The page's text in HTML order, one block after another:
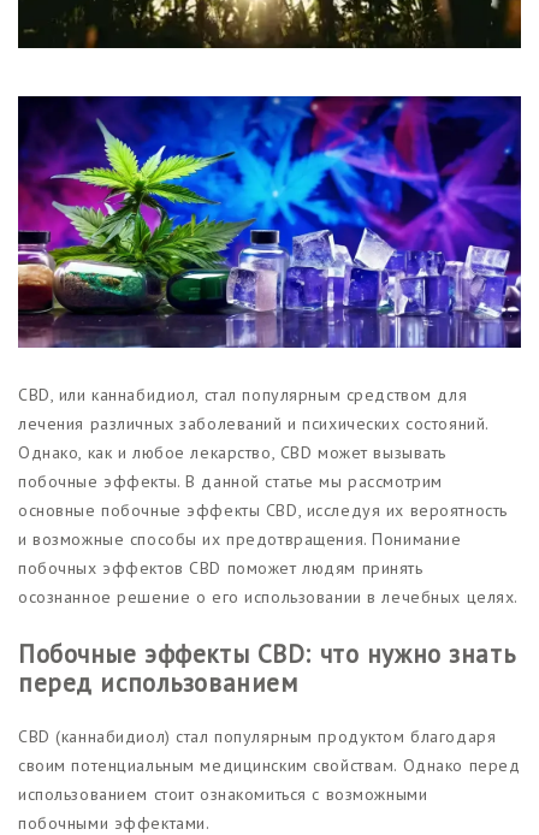
Функциональные продукты с
CBD
Красота и гигиена
CBD для животных
Какао и шоколад с CBD
Магазины
CBD, или каннабидиол, стал популярным средством для
лечения различных заболеваний и психических состояний.
Однако, как и любое лекарство, CBD может вызывать
побочные эффекты. В данной статье мы рассмотрим
основные побочные эффекты CBD, исследуя их вероятность
и возможные способы их предотвращения. Понимание
побочных эффектов CBD поможет людям принять
осознанное решение о его использовании в лечебных целях.
Побочные эффекты CBD: что нужно знать
перед использованием
CBD (каннабидиол) стал популярным продуктом благодаря
своим потенциальным медицинским свойствам. Однако перед
использованием стоит ознакомиться с возможными
побочными эффектами.